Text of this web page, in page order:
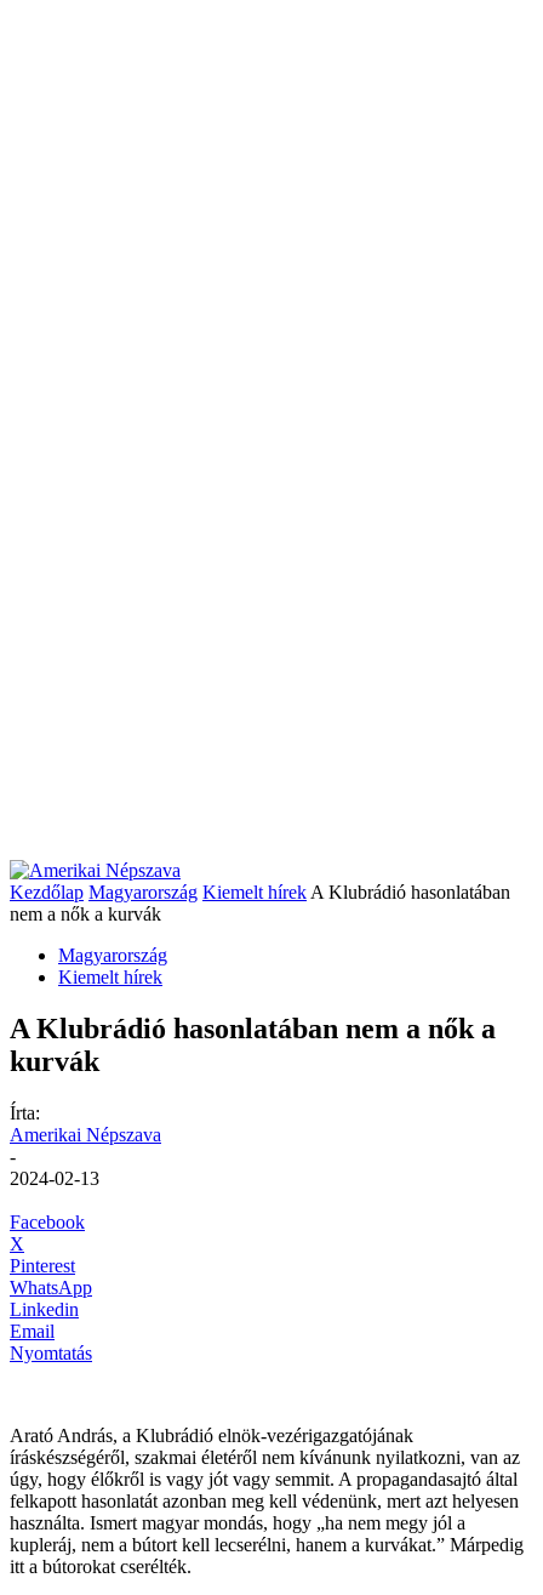
Kezdőlap Magyarország Kiemelt hírek A Klubrádió hasonlatában
nem a nők a kurvák
Magyarország
Kiemelt hírek
A Klubrádió hasonlatában nem a nők a
kurvák
Írta:
Amerikai Népszava
-
2024-02-13
Facebook
X
Pinterest
WhatsApp
Linkedin
Email
Nyomtatás
Arató András, a Klubrádió elnök-vezérigazgatójának
íráskészségéről, szakmai életéről nem kívánunk nyilatkozni, van az
úgy, hogy élőkről is vagy jót vagy semmit. A propagandasajtó által
felkapott hasonlatát azonban meg kell védenünk, mert azt helyesen
használta. Ismert magyar mondás, hogy „ha nem megy jól a
kupleráj, nem a bútort kell lecserélni, hanem a kurvákat.” Márpedig
itt a bútorokat cserélték.